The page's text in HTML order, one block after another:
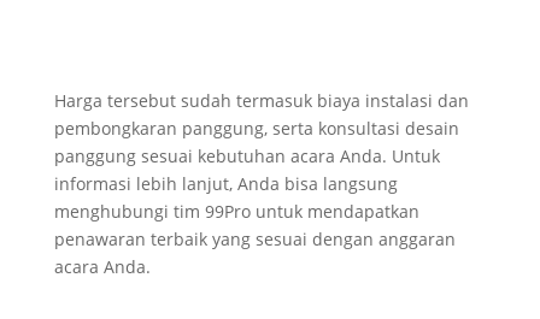
Harga tersebut sudah termasuk biaya instalasi dan
pembongkaran panggung, serta konsultasi desain
panggung sesuai kebutuhan acara Anda. Untuk
informasi lebih lanjut, Anda bisa langsung
menghubungi tim 99Pro untuk mendapatkan
penawaran terbaik yang sesuai dengan anggaran
acara Anda.